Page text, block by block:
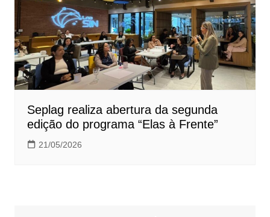
Seplag realiza abertura da segunda
edição do programa “Elas à Frente”
21/05/2026